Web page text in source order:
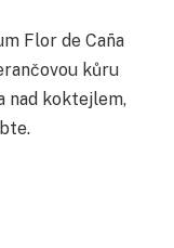
Flor de Caña
kůru
nad koktejlem,